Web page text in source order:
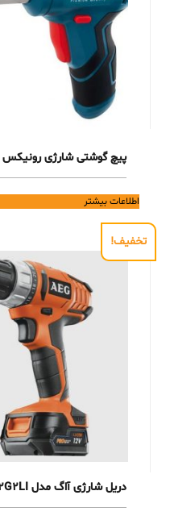
پیچ گوشتی شارژی رونیکس
اطلاعات بیشتر
تخفیف!
دریل شارژی آاگ مدل BS12G2LI